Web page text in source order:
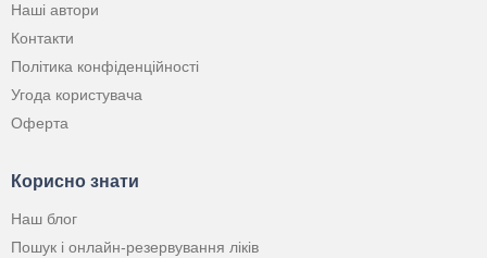
Наші автори
Контакти
Політика конфіденційності
Угода користувача
Оферта
Корисно знати
Наш блог
Пошук і онлайн-резервування ліків